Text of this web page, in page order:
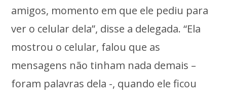
amigos, momento em que ele pediu para
ver o celular dela”, disse a delegada. “Ela
mostrou o celular, falou que as
mensagens não tinham nada demais –
foram palavras dela -, quando ele ficou